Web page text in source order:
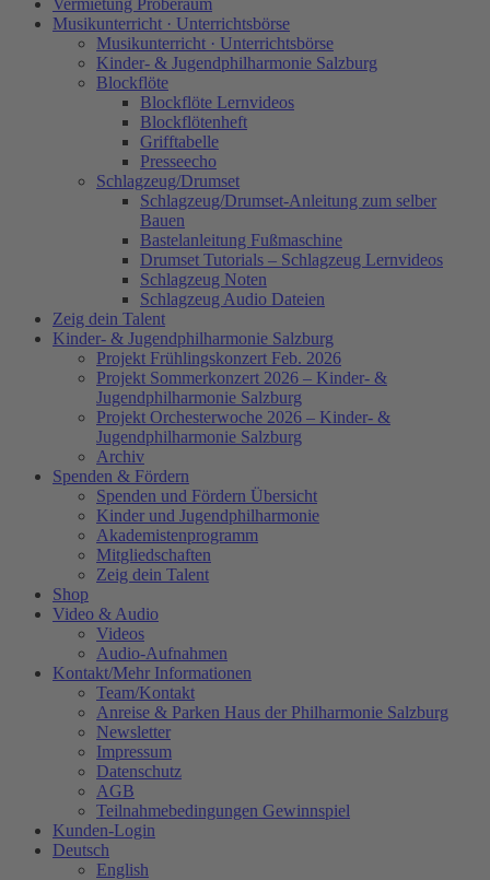
Vermietung Proberaum
Musikunterricht · Unterrichtsbörse
Musikunterricht · Unterrichtsbörse
Kinder- & Jugendphilharmonie Salzburg
Blockflöte
Blockflöte Lernvideos
Blockflötenheft
Grifftabelle
Presseecho
Schlagzeug/Drumset
Schlagzeug/Drumset-Anleitung zum selber
Bauen
Bastelanleitung Fußmaschine
Drumset Tutorials – Schlagzeug Lernvideos
Schlagzeug Noten
Schlagzeug Audio Dateien
Zeig dein Talent
Kinder- & Jugendphilharmonie Salzburg
Projekt Frühlingskonzert Feb. 2026
Projekt Sommerkonzert 2026 – Kinder- &
Jugendphilharmonie Salzburg
Projekt Orchesterwoche 2026 – Kinder- &
Jugendphilharmonie Salzburg
Archiv
Spenden & Fördern
Spenden und Fördern Übersicht
Kinder und Jugendphilharmonie
Akademistenprogramm
Mitgliedschaften
Zeig dein Talent
Shop
Video & Audio
Videos
Audio-Aufnahmen
Kontakt/Mehr Informationen
Team/Kontakt
Anreise & Parken Haus der Philharmonie Salzburg
Newsletter
Impressum
Datenschutz
AGB
Teilnahmebedingungen Gewinnspiel
Kunden-Login
Deutsch
English